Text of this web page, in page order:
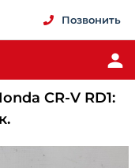
Позвонить
CR-V RD1: